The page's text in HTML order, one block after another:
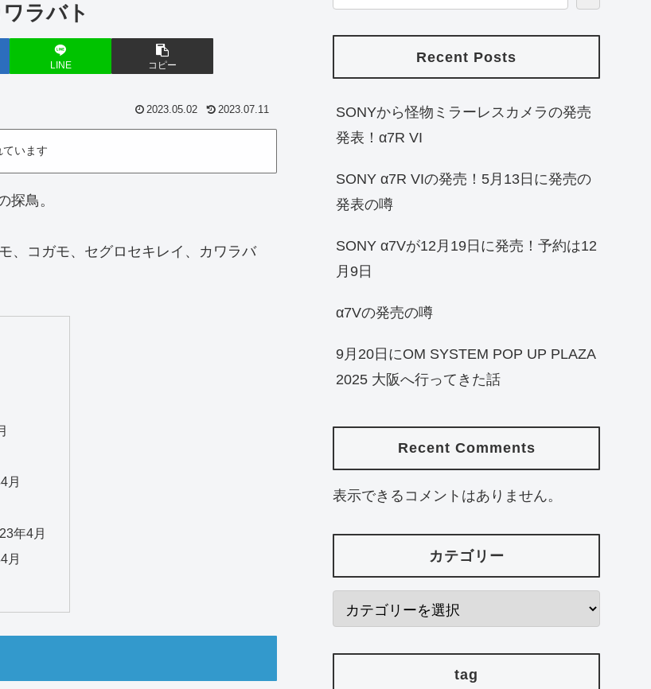
ラバト
LINE コピー
2023.05.02 2023.07.11
います
探鳥。
、コガモ、セグロセキレイ、カワラバ
月
年4月
月
Recent Posts
SONYから怪物ミラーレスカメラの発売
発表！α7R VI
SONY α7R VIの発売！5月13日に発売の
発表の噂
SONY α7Vが12月19日に発売！予約は12
月9日
α7Vの発売の噂
9月20日にOM SYSTEM POP UP PLAZA
2025 大阪へ行ってきた話
Recent Comments
表示できるコメントはありません。
カテゴリー
tag